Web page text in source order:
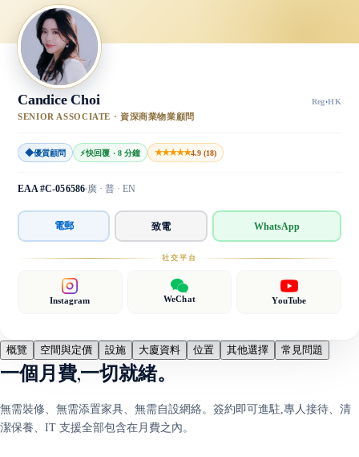
Candice Choi Reg·HK
SENIOR ASSOCIATE · 資深商業物業顧問
◆優質顧問 ⚡快回覆 · 8 分鐘 ★★★★★4.9 (18)
EAA #C-056586 廣 · 普 · EN
電郵 致電 WhatsApp
社交平台
Instagram WeChat YouTube
概覽 空間與定價 設施 大廈資料 位置 其他選擇 常見問題
一個月費,一切就緒。
無需裝修、無需添置家具、無需自設網絡。簽約即可進駐,專人接待、清
潔保養、IT 支援全部包含在月費之內。